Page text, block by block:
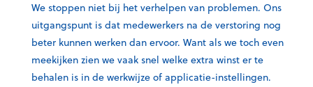
We stoppen niet bij het verhelpen van problemen. Ons
uitgangspunt is dat medewerkers na de verstoring nog
beter kunnen werken dan ervoor. Want als we toch even
meekijken zien we vaak snel welke extra winst er te
behalen is in de werkwijze of applicatie-instellingen.